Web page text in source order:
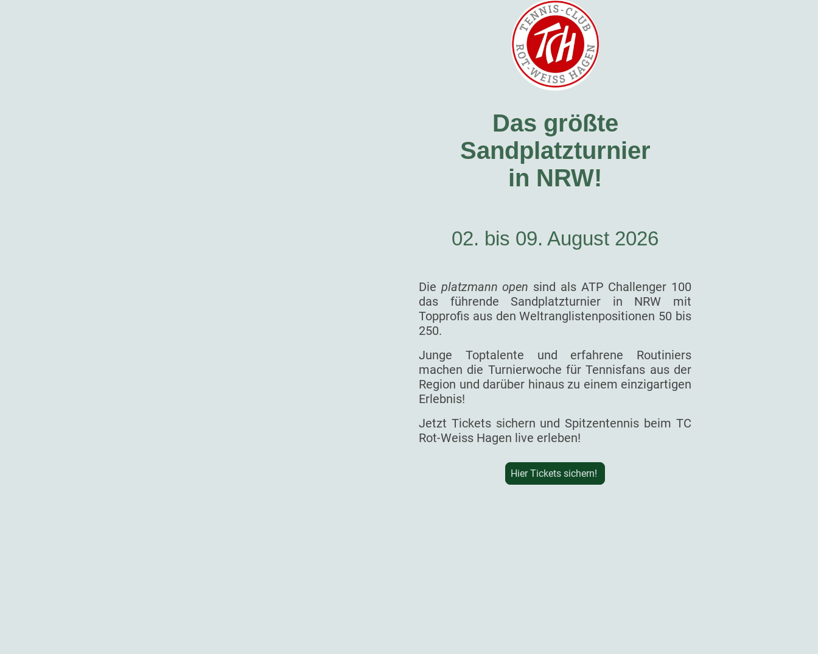
Das größte
Sandplatzturnier
in NRW!
02. bis 09. August 2026
Die platzmann open sind als ATP Challenger 100
das führende Sandplatzturnier in NRW mit
Topprofis aus den Weltranglistenpositionen 50 bis
250.
Junge Toptalente und erfahrene Routiniers
machen die Turnierwoche für Tennisfans aus der
Region und darüber hinaus zu einem einzigartigen
Erlebnis!
Jetzt Tickets sichern und Spitzentennis beim TC
Rot-Weiss Hagen live erleben!
Hier Tickets sichern!